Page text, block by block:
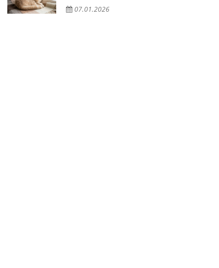
07.01.2026